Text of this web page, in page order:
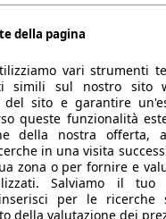
della pagina
vari strumenti
simili sul nostro sito
del sito e garantire
queste funzionalità
della nostra offerta,
in una visita
zona o per fornire e
Salviamo il tuo
per le ricerche
della valutazione dei